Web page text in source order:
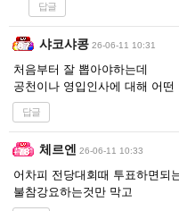
답글
샤코샤콩 26-06-11 10:31
처음부터 잘 뽑아야하는데
공천이나 영입인사에 대해 어
답글
체르엔 26-06-11 10:33
어차피 전당대회때 투표하면되
불참강요하는것만 막고